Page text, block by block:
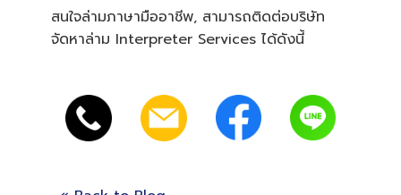
สนใจล่ามภาษามืออาชีพ, สามารถติดต่อบริษัท
จัดหาล่าม Interpreter Services ได้ดังนี้